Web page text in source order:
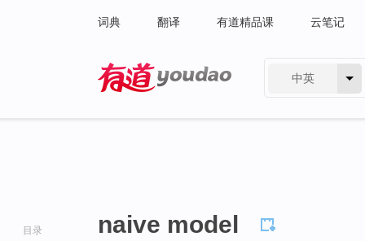
词典 翻译 有道精品课 云笔记
中英
目录 naive model